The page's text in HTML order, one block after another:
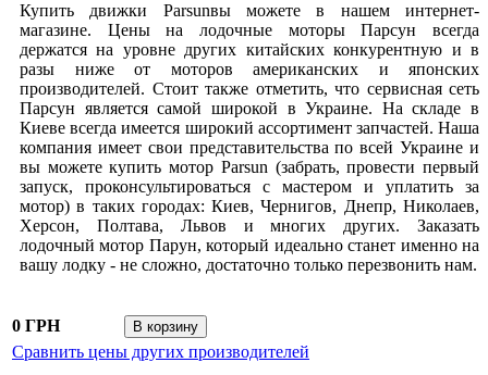
Купить движки Parsunвы можете в нашем интернет-
магазине. Цены на лодочные моторы Парсун всегда
держатся на уровне других китайских конкурентную и в
разы ниже от моторов американских и японских
производителей. Стоит также отметить, что сервисная сеть
Парсун является самой широкой в Украине. На складе в
Киеве всегда имеется широкий ассортимент запчастей. Наша
компания имеет свои представительства по всей Украине и
вы можете купить мотор Parsun (забрать, провести первый
запуск, проконсультироваться с мастером и уплатить за
мотор) в таких городах: Киев, Чернигов, Днепр, Николаев,
Херсон, Полтава, Львов и многих других. Заказать
лодочный мотор Парун, который идеально станет именно на
вашу лодку - не сложно, достаточно только перезвонить нам.
0 ГРН
Сравнить цены других производителей